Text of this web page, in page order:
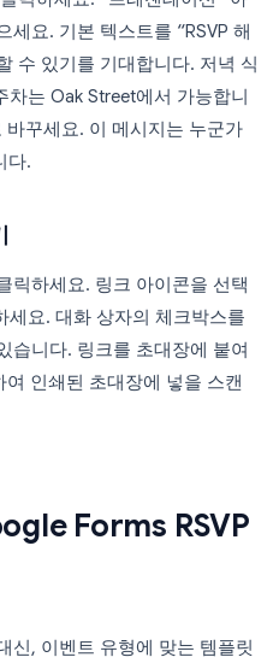
세요. 기본 텍스트를 “RSVP 해
수 있기를 기대합니다. 저녁 식
는 Oak Street에서 가능합니
바꾸세요. 이 메시지는 누군가
다.
릭하세요. 링크 아이콘을 선택
세요. 대화 상자의 체크박스를
습니다. 링크를 초대장에 붙여
인쇄된 초대장에 넣을 스캔
Forms RSVP
신, 이벤트 유형에 맞는 템플릿